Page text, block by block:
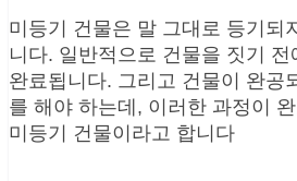
미등기 건물은 말 그대로 등기되
니다. 일반적으로 건물을 짓기 전
완료됩니다. 그리고 건물이 완공
를 해야 하는데, 이러한 과정이
미등기 건물이라고 합니다